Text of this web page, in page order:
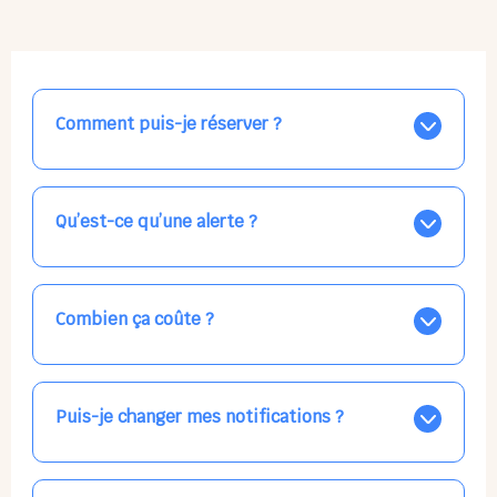
Comment puis-je réserver ?
Nos places libres au quotidien sont affichées jour par
jour dans le calendrier ci-dessus, EN BLEU. Tapez sur
celle qui vous intéresse, choisissez vos horaires, et la
confirmation est immédiate ! Vos accueils
Qu’est-ce qu’une alerte ?
Vous avez besoin d'une solution d'accueil pour une
date précise, ou pour un jour régulier dans la semaine,
mais les places disponibles EN BLEU ne correspondent
pas ? Créez une alerte ponctuelle ou récurrente, ainsi
Combien ça coûte ?
Votre accueil est normalement facturé par la direction
de la crèche, en fin de mois, selon votre taux horaire
habituel. N'hésitez pas à confirmer directement avec
l'équipe lors de la prochaine visite !
Puis-je changer mes notifications ?
Dans votre profil (bouton bleu en haut à droite), vous
pouvez choisir de recevoir les alertes et confirmations